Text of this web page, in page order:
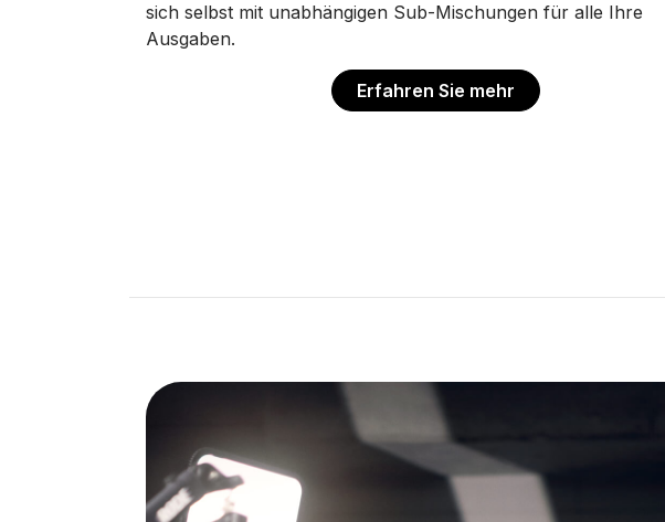
sich selbst mit unabhängigen Sub-Mischungen für alle Ihre
Ausgaben.
Erfahren Sie mehr